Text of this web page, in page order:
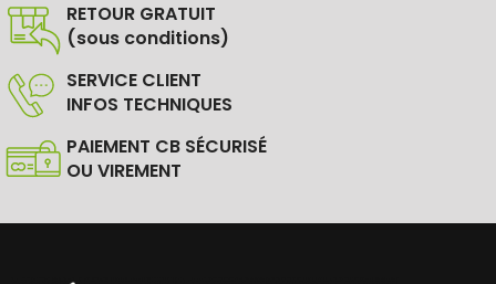
RETOUR GRATUIT
(sous conditions)
SERVICE CLIENT
INFOS TECHNIQUES
PAIEMENT CB SÉCURISÉ
OU VIREMENT